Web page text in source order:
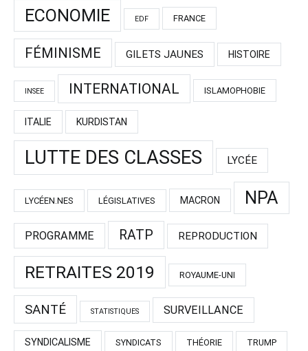
ECONOMIE EDF FRANCE
FÉMINISME GILETS JAUNES HISTOIRE
INSEE INTERNATIONAL ISLAMOPHOBIE
ITALIE KURDISTAN
LUTTE DES CLASSES LYCÉE
LYCÉEN.NES LÉGISLATIVES MACRON NPA
PROGRAMME RATP REPRODUCTION
RETRAITES 2019 ROYAUME-UNI
SANTÉ STATISTIQUES SURVEILLANCE
SYNDICALISME SYNDICATS THÉORIE TRUMP